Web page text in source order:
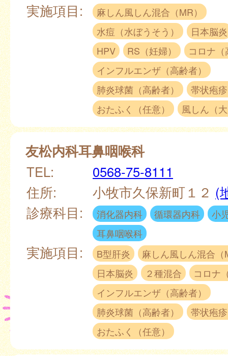
実施項目:
麻しん風しん混合（MR）
水痘（水ぼうそう）
日本脳炎
HPV
RS（妊婦）
コロナ
インフルエンザ（高齢者）
肺炎球菌（高齢者）
帯状疱
おたふく（任意）
風しん（
友松内科耳鼻咽喉科
TEL:
0568-75-8111
住所:
小牧市久保新町１２ (
診療科目:
消化器内科 循環器内科
小
耳鼻咽喉科
実施項目: B型肝炎
麻しん風しん混合（
日本脳炎
２種混合
コロナ
インフルエンザ（高齢者）
肺炎球菌（高齢者）
帯状疱
おたふく（任意）